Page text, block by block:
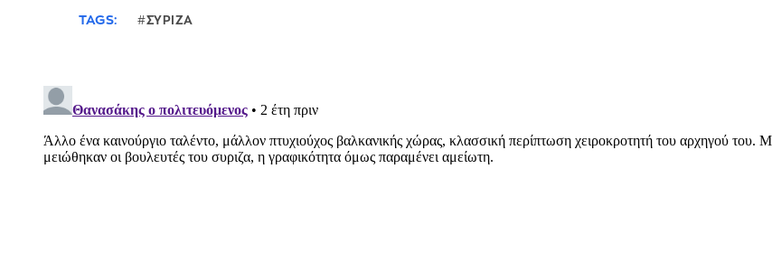
TAGS: ΣΥΡΙΖΑ